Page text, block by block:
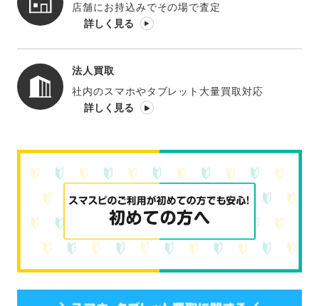
店舗にお持込みでその場で査定
詳しく見る
法人買取
社内のスマホやタブレット大量買取対応
詳しく見る